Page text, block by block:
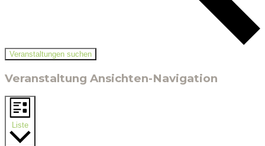
Veranstaltungen suchen
Veranstaltung Ansichten-Navigation
Liste